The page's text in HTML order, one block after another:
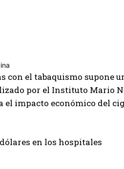
el tabaquismo supone
por el Instituto Mario
el impacto económico del
en los hospitales